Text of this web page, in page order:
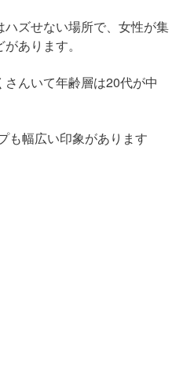
ズせない場所で、女性が集
あります。
さんいて年齢層は20代が中
も幅広い印象があります